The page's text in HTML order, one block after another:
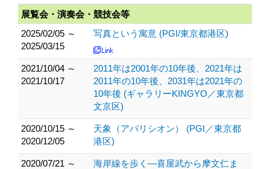
展覧会・演奏会・競技会等
2025/02/05 ～
2025/03/15
写真という寓意 (PGI/東京都港区)
2021/10/04 ～
2021/10/17
2011年は2001年の10年後、2021年は
2011年の10年後、2031年は2021年の
10年後 (ギャラリーKINGYO／東京都
文京区)
2020/10/15 ～
2020/12/05
天象（アパリシオン） (PGI／東京都
港区)
2020/07/21 ～ 海岸線を歩く―喜屋武から摩文仁ま